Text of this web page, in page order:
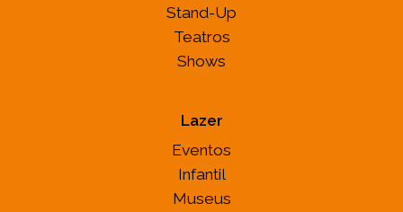
Stand-Up
Teatros
Shows
Lazer
Eventos
Infantil
Museus